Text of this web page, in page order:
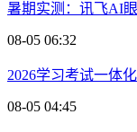
暑期实测：讯飞AI
08-05 06:32
2026学习考试一体
08-05 04:45